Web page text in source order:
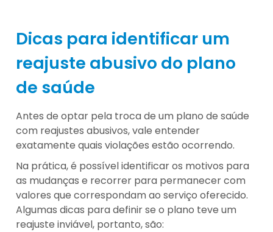
Dicas para identificar um
reajuste abusivo do plano
de saúde
Antes de optar pela troca de um plano de saúde
com reajustes abusivos, vale entender
exatamente quais violações estão ocorrendo.
Na prática, é possível identificar os motivos para
as mudanças e recorrer para permanecer com
valores que correspondam ao serviço oferecido.
Algumas dicas para definir se o plano teve um
reajuste inviável, portanto, são: